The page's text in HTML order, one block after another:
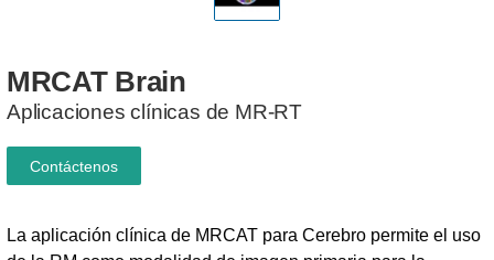
MRCAT Brain
Aplicaciones clínicas de MR-RT
La aplicación clínica de MRCAT para Cerebro permite el uso
Contáctenos